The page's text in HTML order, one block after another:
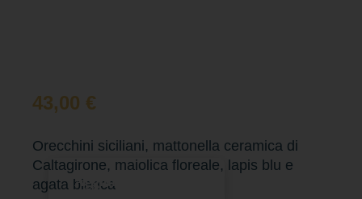
43,00 €
Orecchini siciliani, mattonella ceramica di
Caltagirone, maiolica floreale, lapis blu e
agata biancaAggiungi al carrello